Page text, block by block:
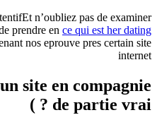
n’oubliez pas de examiner
prendre en ce qui est her dating
nos eprouve pres certain site
internet
site en compagnie
de partie vrai ? )